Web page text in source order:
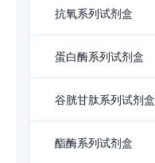
抗氧系列试剂盒
蛋白酶系列试剂盒
谷胱甘肽系列试剂盒
酯酶系列试剂盒